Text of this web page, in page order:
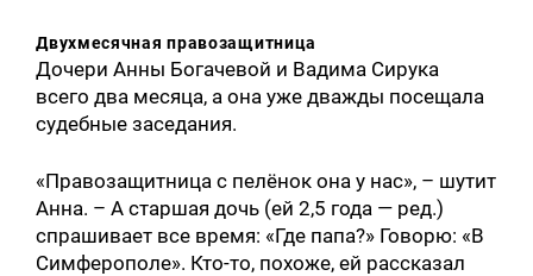
Двухмесячная правозащитница
Дочери Анны Богачевой и Вадима Сирука
всего два месяца, а она уже дважды посещала
судебные заседания.
«Правозащитница с пелёнок она у нас», – шутит
Анна. – А старшая дочь (ей 2,5 года — ред.)
спрашивает все время: «Где папа?» Говорю: «В
Симферополе». Кто-то, похоже, ей рассказал